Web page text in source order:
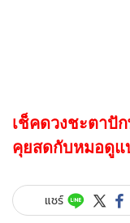
เช็คดวงชะตาปั
คุยสดกับหมอดูแ
แชร์